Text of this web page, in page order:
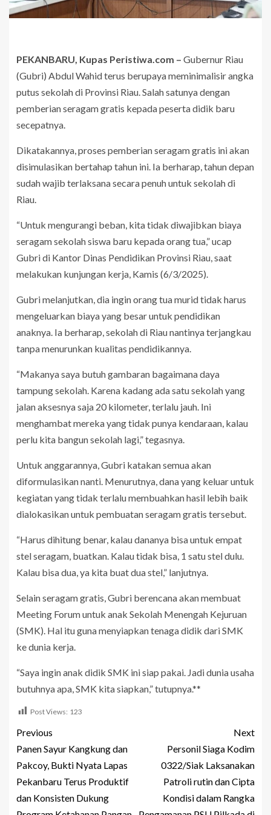
PEKANBARU, Kupas Peristiwa.com – Gubernur Riau
(Gubri) Abdul Wahid terus berupaya meminimalisir angka
putus sekolah di Provinsi Riau. Salah satunya dengan
pemberian seragam gratis kepada peserta didik baru
secepatnya.
Dikatakannya, proses pemberian seragam gratis ini akan
disimulasikan bertahap tahun ini. Ia berharap, tahun depan
sudah wajib terlaksana secara penuh untuk sekolah di
Riau.
“Untuk mengurangi beban, kita tidak diwajibkan biaya
seragam sekolah siswa baru kepada orang tua,” ucap
Gubri di Kantor Dinas Pendidikan Provinsi Riau, saat
melakukan kunjungan kerja, Kamis (6/3/2025).
Gubri melanjutkan, dia ingin orang tua murid tidak harus
mengeluarkan biaya yang besar untuk pendidikan
anaknya. Ia berharap, sekolah di Riau nantinya terjangkau
tanpa menurunkan kualitas pendidikannya.
“Makanya saya butuh gambaran bagaimana daya
tampung sekolah. Karena kadang ada satu sekolah yang
jalan aksesnya saja 20 kilometer, terlalu jauh. Ini
menghambat mereka yang tidak punya kendaraan, kalau
perlu kita bangun sekolah lagi,” tegasnya.
Untuk anggarannya, Gubri katakan semua akan
diformulasikan nanti. Menurutnya, dana yang keluar untuk
kegiatan yang tidak terlalu membuahkan hasil lebih baik
dialokasikan untuk pembuatan seragam gratis tersebut.
“Harus dihitung benar, kalau dananya bisa untuk empat
stel seragam, buatkan. Kalau tidak bisa, 1 satu stel dulu.
Kalau bisa dua, ya kita buat dua stel,” lanjutnya.
Selain seragam gratis, Gubri berencana akan membuat
Meeting Forum untuk anak Sekolah Menengah Kejuruan
(SMK). Hal itu guna menyiapkan tenaga didik dari SMK
ke dunia kerja.
“Saya ingin anak didik SMK ini siap pakai. Jadi dunia usaha
butuhnya apa, SMK kita siapkan,” tutupnya.**
Post Views: 123
Previous
Panen Sayur Kangkung dan
Pakcoy, Bukti Nyata Lapas
Pekanbaru Terus Produktif
dan Konsisten Dukung
Next
Personil Siaga Kodim
0322/Siak Laksanakan
Patroli rutin dan Cipta
Kondisi dalam Rangka